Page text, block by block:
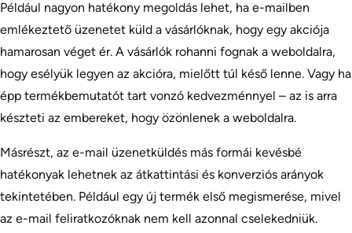
Például nagyon hatékony megoldás lehet, ha e-mailben
emlékeztető üzenetet küld a vásárlóknak, hogy egy akciója
hamarosan véget ér. A vásárlók rohanni fognak a weboldalra,
hogy esélyük legyen az akcióra, mielőtt túl késő lenne. Vagy ha
épp termékbemutatót tart vonzó kedvezménnyel – az is arra
készteti az embereket, hogy özönlenek a weboldalra.
Másrészt, az e-mail üzenetküldés más formái kevésbé
hatékonyak lehetnek az átkattintási és konverziós arányok
tekintetében. Például egy új termék első megismerése, mivel
az e-mail feliratkozóknak nem kell azonnal cselekedniük.